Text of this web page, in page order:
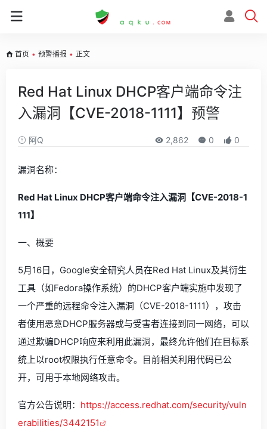
首页 • 预警播报 • 正文
Red Hat Linux DHCP客户端命令注
入漏洞【CVE-2018-1111】预警
阿Q 2,862 0 0
漏洞名称：
Red Hat Linux DHCP客户端命令注入漏洞【CVE-2018-1
111】
一、概要
5月16日，Google安全研究人员在Red Hat Linux及其衍生
工具（如Fedora操作系统）的DHCP客户端实施中发现了
一个严重的远程命令注入漏洞（CVE-2018-1111），攻击
者使用恶意DHCP服务器或与受害者连接到同一网络，可以
通过欺骗DHCP响应来利用此漏洞，最终允许他们在目标系
统上以root权限执行任意命令。目前相关利用代码已公
开，可用于本地网络攻击。
官方公告说明： https://access.redhat.com/security/vuln
erabilities/3442151